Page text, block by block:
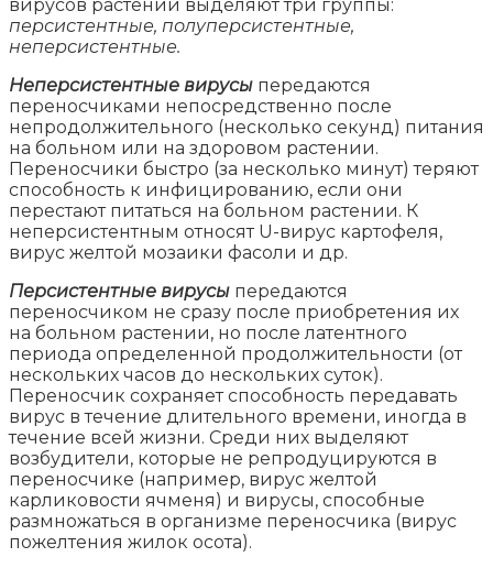
вирусов растений выделяют три группы:
персистентные, полуперсистентные,
неперсистентные.
Неперсистентные вирусы передаются
переносчиками непосредственно после
непродолжительного (несколько секунд) питания
на больном или на здоровом растении.
Переносчики быстро (за несколько минут) теряют
способность к инфицированию, если они
перестают питаться на больном растении. К
неперсистентным относят U-вирус картофеля,
вирус желтой мозаики фасоли и др.
Персистентные вирусы передаются
переносчиком не сразу после приобретения их
на больном растении, но после латентного
периода определенной продолжительности (от
нескольких часов до нескольких суток).
Переносчик сохраняет способность передавать
вирус в течение длительного времени, иногда в
течение всей жизни. Среди них выделяют
возбудители, которые не репродуцируются в
переносчике (например, вирус желтой
карликовости ячменя) и вирусы, способные
размножаться в организме переносчика (вирус
пожелтения жилок осота).